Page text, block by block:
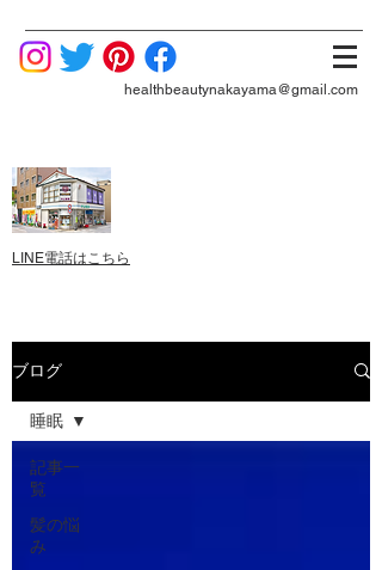
healthbeautynakayama@gmail.com
LINE電話はこちら
ブログ
記事一
覧
髪の悩
み
睡眠